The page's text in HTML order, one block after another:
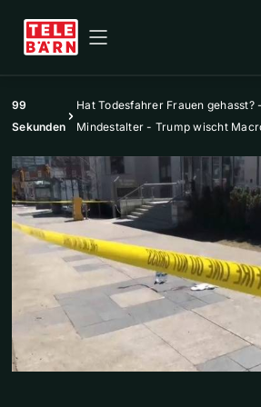
99
Sekunden
Hat Todesfahrer Frauen gehasst?
Mindestalter - Trump wischt